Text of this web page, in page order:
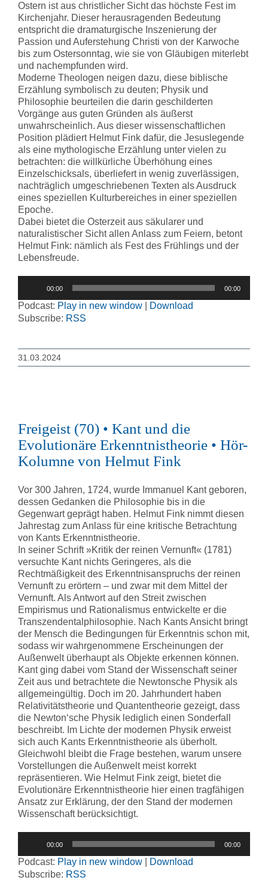
Ostern ist aus christlicher Sicht das höchste Fest im
Kirchenjahr. Dieser herausragenden Bedeutung
entspricht die dramaturgische Inszenierung der
Passion und Auferstehung Christi von der Karwoche
bis zum Ostersonntag, wie sie von Gläubigen miterlebt
und nachempfunden wird.
Moderne Theologen neigen dazu, diese biblische
Erzählung symbolisch zu deuten; Physik und
Philosophie beurteilen die darin geschilderten
Vorgänge aus guten Gründen als äußerst
unwahrscheinlich. Aus dieser wissenschaftlichen
Position plädiert Helmut Fink dafür, die Jesuslegende
als eine mythologische Erzählung unter vielen zu
betrachten: die willkürliche Überhöhung eines
Einzelschicksals, überliefert in wenig zuverlässigen,
nachträglich umgeschriebenen Texten als Ausdruck
eines speziellen Kulturbereiches in einer speziellen
Epoche.
Dabei bietet die Osterzeit aus säkularer und
naturalistischer Sicht allen Anlass zum Feiern, betont
Helmut Fink: nämlich als Fest des Frühlings und der
Lebensfreude.
00:00 00:00
Podcast: Play in new window
Download
Subscribe: RSS
31.03.2024
Freigeist (70) • Kant und die
Evolutionäre Erkenntnistheorie • Hör-
Kolumne von Helmut Fink
Vor 300 Jahren, 1724, wurde Immanuel Kant geboren,
dessen Gedanken die Philosophie bis in die
Gegenwart geprägt haben. Helmut Fink nimmt diesen
Jahrestag zum Anlass für eine kritische Betrachtung
von Kants Erkenntnistheorie.
In seiner Schrift »Kritik der reinen Vernunft« (1781)
versuchte Kant nichts Geringeres, als die
Rechtmäßigkeit des Erkenntnisanspruchs der reinen
Vernunft zu erörtern – und zwar mit dem Mittel der
Vernunft. Als Antwort auf den Streit zwischen
Empirismus und Rationalismus entwickelte er die
Transzendentalphilosophie. Nach Kants Ansicht bringt
der Mensch die Bedingungen für Erkenntnis schon mit,
sodass wir wahrgenommene Erscheinungen der
Außenwelt überhaupt als Objekte erkennen können.
Kant ging dabei vom Stand der Wissenschaft seiner
Zeit aus und betrachtete die Newtonsche Physik als
allgemeingültig. Doch im 20. Jahrhundert haben
Relativitätstheorie und Quantentheorie gezeigt, dass
die Newton‘sche Physik lediglich einen Sonderfall
beschreibt. Im Lichte der modernen Physik erweist
sich auch Kants Erkenntnistheorie als überholt.
Gleichwohl bleibt die Frage bestehen, warum unsere
Vorstellungen die Außenwelt meist korrekt
repräsentieren. Wie Helmut Fink zeigt, bietet die
Evolutionäre Erkenntnistheorie hier einen tragfähigen
Ansatz zur Erklärung, der den Stand der modernen
Wissenschaft berücksichtigt.
00:00 00:00
Podcast: Play in new window
Download
Subscribe: RSS